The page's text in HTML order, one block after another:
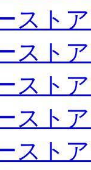
スト
スト
スト
スト
スト